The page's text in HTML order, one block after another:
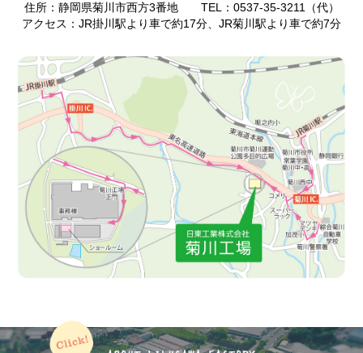
住所：静岡県菊川市西方3番地 TEL： 0537-35-3211
（代）
アクセス：JR掛川駅より車で約17分、JR菊川駅より車で約7分